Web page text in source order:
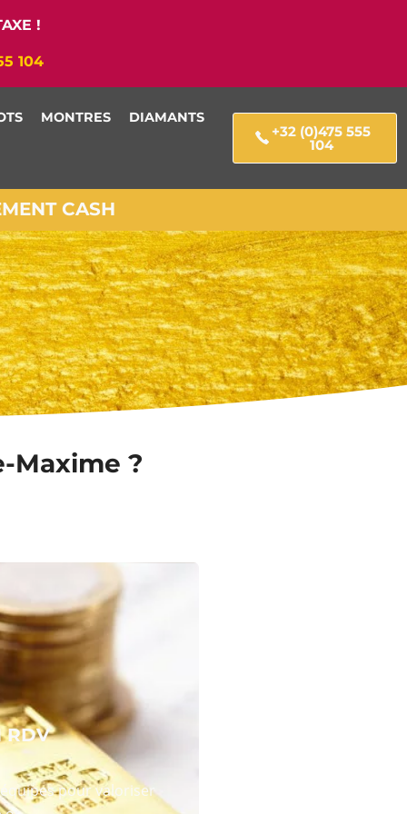
!
104
MONTRES DIAMANTS
+32 (0)475 555
104
CASH
Maxime ?
RDV
pour valoriser